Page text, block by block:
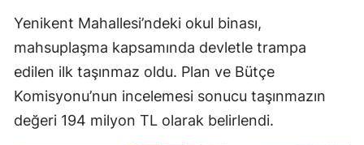
Yenikent Mahallesi’ndeki okul binası,
mahsuplaşma kapsamında devletle trampa
edilen ilk taşınmaz oldu. Plan ve Bütçe
Komisyonu’nun incelemesi sonucu taşınmazın
değeri 194 milyon TL olarak belirlendi.